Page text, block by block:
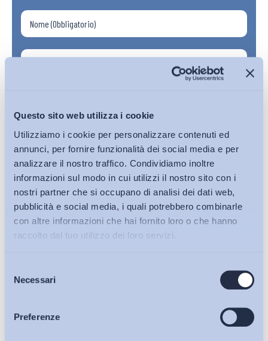
Questo sito web utilizza i cookie
Utilizziamo i cookie per personalizzare contenuti ed
annunci, per fornire funzionalità dei social media e per
analizzare il nostro traffico. Condividiamo inoltre
informazioni sul modo in cui utilizzi il nostro sito con i
nostri partner che si occupano di analisi dei dati web,
pubblicità e social media, i quali potrebbero combinarle
con altre informazioni che hai fornito loro o che hanno
raccolto dal tuo utilizzo dei loro servizi.
delNecessari
Preferenze
Bollettini ADAPT
Articoli
Ho letto e Accetto il trattamento dei dati personali descritti